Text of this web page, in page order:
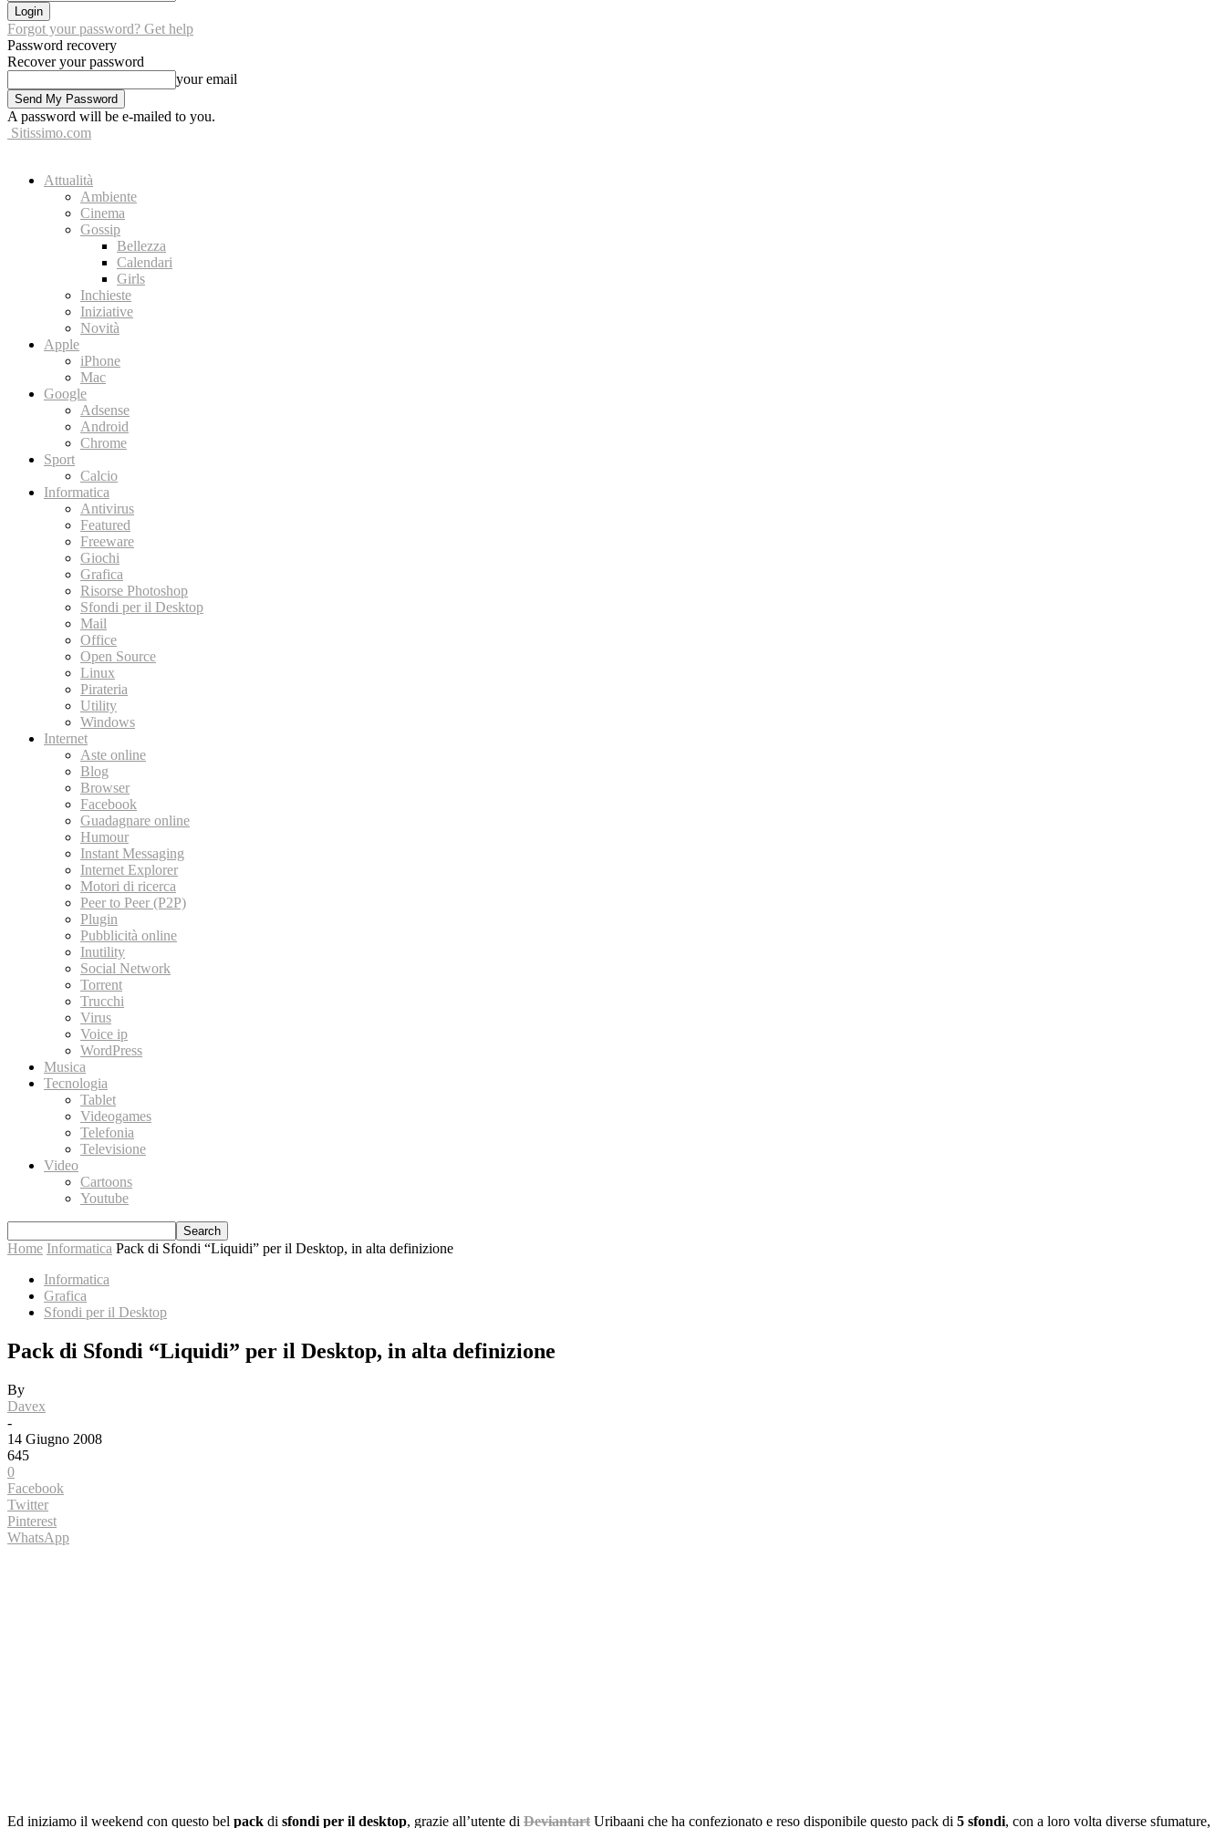
Forgot your password? Get help
Password recovery
Recover your password
your email
A password will be e-mailed to you.
Sitissimo.com
Attualità
Ambiente
Cinema
Gossip
Bellezza
Calendari
Girls
Inchieste
Iniziative
Novità
Apple
iPhone
Mac
Google
Adsense
Android
Chrome
Sport
Calcio
Informatica
Antivirus
Featured
Freeware
Giochi
Grafica
Risorse Photoshop
Sfondi per il Desktop
Mail
Office
Open Source
Linux
Pirateria
Utility
Windows
Internet
Aste online
Blog
Browser
Facebook
Guadagnare online
Humour
Instant Messaging
Internet Explorer
Motori di ricerca
Peer to Peer (P2P)
Plugin
Pubblicità online
Inutility
Social Network
Torrent
Trucchi
Virus
Voice ip
WordPress
Musica
Tecnologia
Tablet
Videogames
Telefonia
Televisione
Video
Cartoons
Youtube
Home Informatica Pack di Sfondi “Liquidi” per il Desktop, in alta definizione
Informatica
Grafica
Sfondi per il Desktop
Pack di Sfondi “Liquidi” per il Desktop, in alta definizione
By
Davex
-
14 Giugno 2008
645
0
Facebook
Twitter
Pinterest
WhatsApp
Ed iniziamo il weekend con questo bel pack di sfondi per il desktop, grazie all’utente di Deviantart Uribaani che ha confezionato e reso disponibile questo pack di 5 sfondi, con a loro volta diverse sfumature,